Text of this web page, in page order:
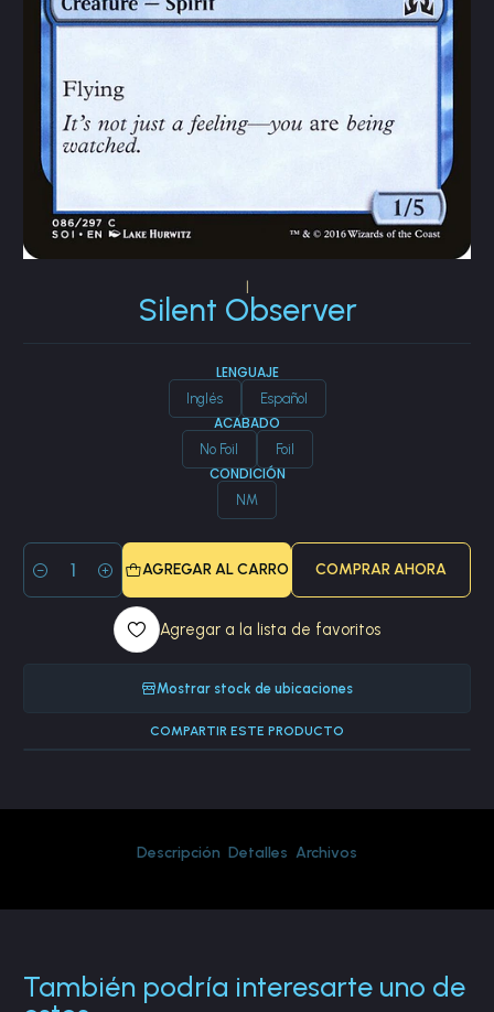
Silent Observer
LENGUAJE
Inglés Español
ACABADO
No Foil Foil
CONDICIÓN
NM
Cantidad
AGREGAR AL CARRO COMPRAR AHORA
Agregar a la lista de favoritos
Mostrar stock de ubicaciones
COMPARTIR ESTE PRODUCTO
Descripción Detalles Archivos
También podría interesarte uno de